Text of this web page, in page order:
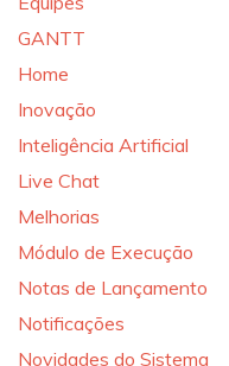
GANTT
Home
Inovação
Inteligência Artificial
Live Chat
Melhorias
Módulo de Execução
Notas de Lançamento
Notificações
Novidades do Sistema